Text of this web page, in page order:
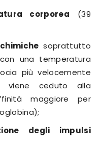
corporea (39
soprattutto
una temperatura
più velocemente
viene ceduto alla
maggiore per
degli impulsi